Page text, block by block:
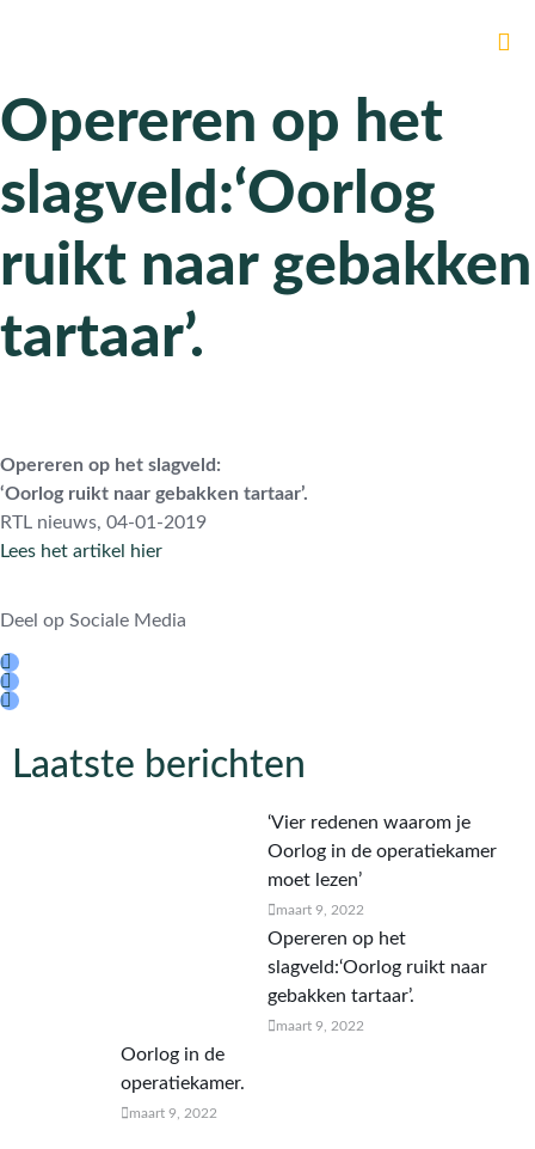
Opereren op het
slagveld:‘Oorlog
ruikt naar gebakken
tartaar’.
Opereren op het slagveld:
‘Oorlog ruikt naar gebakken tartaar’.
RTL nieuws, 04-01-2019
Lees het artikel hier
Deel op Sociale Media
Laatste berichten
‘Vier redenen waarom je
Oorlog in de operatiekamer
moet lezen’
maart 9, 2022
Opereren op het
slagveld:‘Oorlog ruikt naar
gebakken tartaar’.
maart 9, 2022
Oorlog in de
operatiekamer.
maart 9, 2022